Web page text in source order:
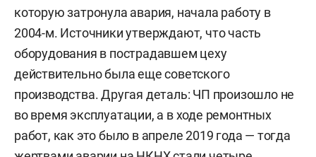
которую затронула авария, начала работу в
2004-м. Источники утверждают, что часть
оборудования в пострадавшем цеху
действительно была еще советского
производства. Другая деталь: ЧП произошло не
во время эксплуатации, а в ходе ремонтных
работ, как это было в апреле 2019 года — тогда